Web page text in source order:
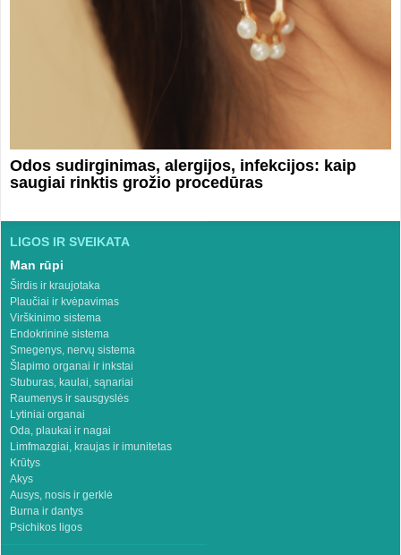
Odos sudirginimas, alergijos, infekcijos: kaip
saugiai rinktis grožio procedūras
LIGOS IR SVEIKATA
Man rūpi
Širdis ir kraujotaka
Plaučiai ir kvėpavimas
Virškinimo sistema
Endokrininė sistema
Smegenys, nervų sistema
Šlapimo organai ir inkstai
Stuburas, kaulai, sąnariai
Raumenys ir sausgyslės
Lytiniai organai
Oda, plaukai ir nagai
Limfmazgiai, kraujas ir imunitetas
Krūtys
Akys
Ausys, nosis ir gerklė
Burna ir dantys
Psichikos ligos